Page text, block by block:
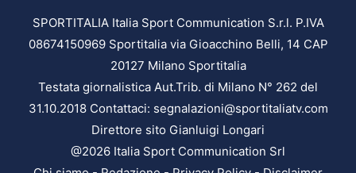
SPORTITALIA Italia Sport Communication S.r.l. P.IVA
08674150969 Sportitalia via Gioacchino Belli, 14 CAP
20127 Milano Sportitalia
Testata giornalistica Aut.Trib. di Milano N° 262 del
31.10.2018 Contattaci: segnalazioni@sportitaliatv.com
Direttore sito Gianluigi Longari
@2026 Italia Sport Communication Srl